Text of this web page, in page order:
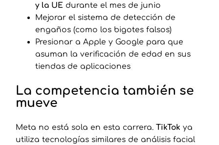
y la UE durante el mes de junio
Mejorar el sistema de detección de
engaños (como los bigotes falsos)
Presionar a Apple y Google para que
asuman la verificación de edad en sus
tiendas de aplicaciones
La competencia también se
mueve
Meta no está sola en esta carrera. TikTok ya
utiliza tecnologías similares de análisis facial